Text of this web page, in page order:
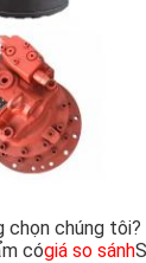
chọn chúng tôi?
cógiá so sánh